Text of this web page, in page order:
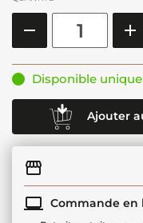
Disponible
Ajouter
Commande en